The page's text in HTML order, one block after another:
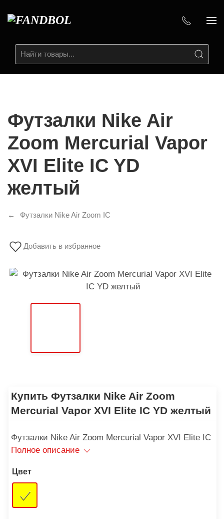
Футзалки Nike Air
Zoom Mercurial Vapor
XVI Elite IC YD
желтый
Футзалки Nike Air Zoom IC
Добавить в избранное
Купить Футзалки Nike Air Zoom
Mercurial Vapor XVI Elite IC YD желтый
Футзалки Nike Air Zoom Mercurial Vapor XVI Elite IC
Полное описание
Цвет